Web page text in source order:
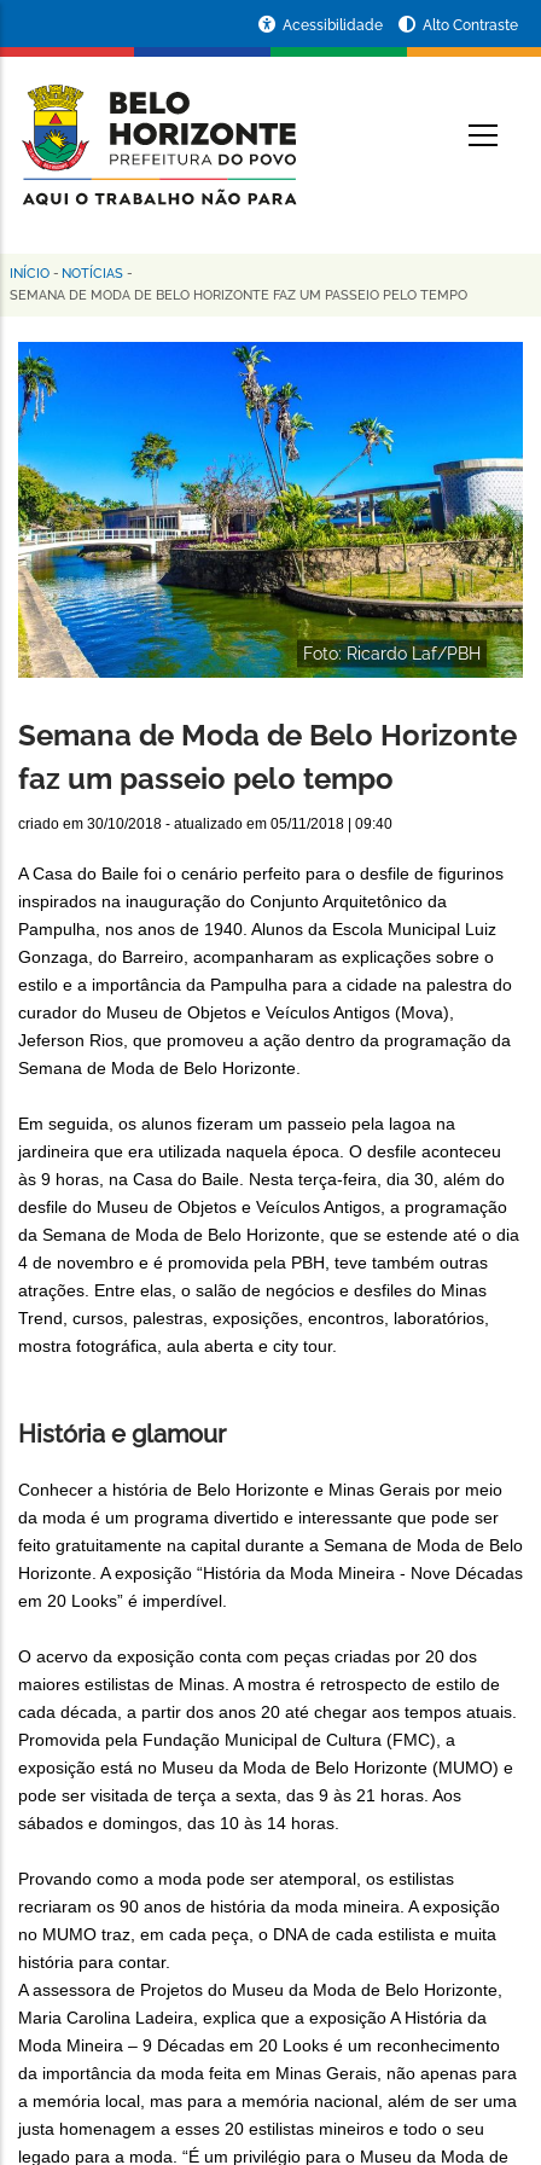
conteúdo
principal
da
Prefeitura
de
Horizonte
Acessibilidade Alto Contraste
Trilha
navegação
INÍCIO - NOTÍCIAS -
SEMANA DE MODA DE BELO HORIZONTE FAZ UM PASSEIO PELO TEMPO
Foto: Ricardo Laf/PBH
Semana de Moda de Belo Horizonte
faz um passeio pelo tempo
criado em 30/10/2018 - atualizado em 05/11/2018 | 09:40
A Casa do Baile foi o cenário perfeito para o desfile de figurinos
inspirados na inauguração do Conjunto Arquitetônico da
Pampulha, nos anos de 1940. Alunos da Escola Municipal Luiz
Gonzaga, do Barreiro, acompanharam as explicações sobre o
estilo e a importância da Pampulha para a cidade na palestra do
curador do Museu de Objetos e Veículos Antigos (Mova),
Jeferson Rios, que promoveu a ação dentro da programação da
Semana de Moda de Belo Horizonte.
Em seguida, os alunos fizeram um passeio pela lagoa na
jardineira que era utilizada naquela época. O desfile aconteceu
às 9 horas, na Casa do Baile. Nesta terça-feira, dia 30, além do
desfile do Museu de Objetos e Veículos Antigos, a programação
da Semana de Moda de Belo Horizonte, que se estende até o dia
4 de novembro e é promovida pela PBH, teve também outras
atrações. Entre elas, o salão de negócios e desfiles do Minas
Trend, cursos, palestras, exposições, encontros, laboratórios,
mostra fotográfica, aula aberta e city tour.
História e glamour
Conhecer a história de Belo Horizonte e Minas Gerais por meio
da moda é um programa divertido e interessante que pode ser
feito gratuitamente na capital durante a Semana de Moda de Belo
Horizonte. A exposição “História da Moda Mineira - Nove Décadas
em 20 Looks” é imperdível.
O acervo da exposição conta com peças criadas por 20 dos
maiores estilistas de Minas. A mostra é retrospecto de estilo de
cada década, a partir dos anos 20 até chegar aos tempos atuais.
Promovida pela Fundação Municipal de Cultura (FMC), a
exposição está no Museu da Moda de Belo Horizonte (MUMO) e
pode ser visitada de terça a sexta, das 9 às 21 horas. Aos
sábados e domingos, das 10 às 14 horas.
Provando como a moda pode ser atemporal, os estilistas
recriaram os 90 anos de história da moda mineira. A exposição
no MUMO traz, em cada peça, o DNA de cada estilista e muita
história para contar.
A assessora de Projetos do Museu da Moda de Belo Horizonte,
Maria Carolina Ladeira, explica que a exposição A História da
Moda Mineira – 9 Décadas em 20 Looks é um reconhecimento
da importância da moda feita em Minas Gerais, não apenas para
a memória local, mas para a memória nacional, além de ser uma
justa homenagem a esses 20 estilistas mineiros e todo o seu
legado para a moda. “É um privilégio para o Museu da Moda de